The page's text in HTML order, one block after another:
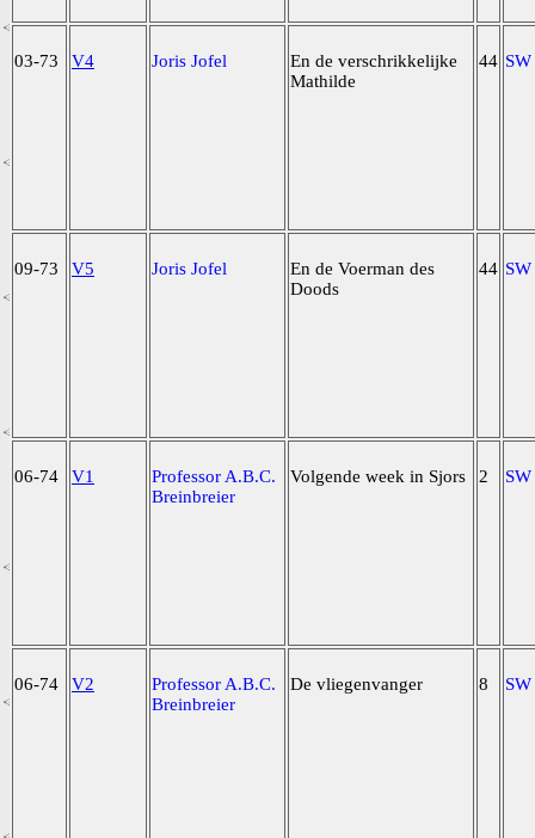
03-73 V4 Joris Jofel
En de verschrikkelijke
Mathilde
44 SW
09-73 V5 Joris Jofel
En de Voerman des
Doods
44 SW
06-74 V1
Professor A.B.C.
Breinbreier
Volgende week in Sjors 2 SW
06-74 V2
Professor A.B.C.
Breinbreier
De vliegenvanger 8 SW